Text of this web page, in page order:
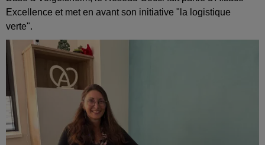
Excellence et met en avant son initiative "la logistique
verte".